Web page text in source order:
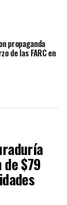
propaganda
de las FARC en
$79